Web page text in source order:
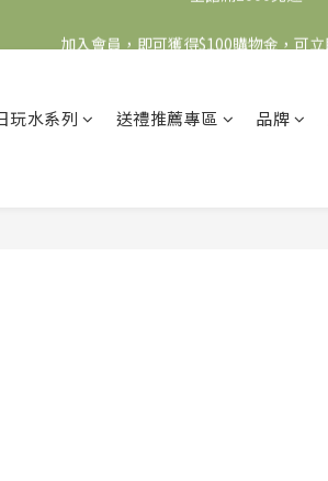
全館滿2000免運
玩水系列 送禮推薦專區 品牌